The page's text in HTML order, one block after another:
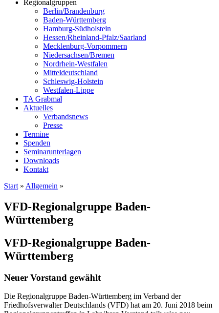
Regionalgruppen
Berlin/Brandenburg
Baden-Württemberg
Hamburg-Südholstein
Hessen/Rheinland-Pfalz/Saarland
Mecklenburg-Vorpommern
Niedersachsen/Bremen
Nordrhein-Westfalen
Mitteldeutschland
Schleswig-Holstein
Westfalen-Lippe
TA Grabmal
Aktuelles
Verbandsnews
Presse
Termine
Spenden
Seminarunterlagen
Downloads
Kontakt
Start » Allgemein »
VFD-Regionalgruppe Baden-
Württemberg
VFD-Regionalgruppe Baden-
Württemberg
Neuer Vorstand gewählt
Die Regionalgruppe Baden-Württemberg im Verband der
Friedhofsverwalter Deutschlands (VFD) hat am 20. Juni 2018 beim